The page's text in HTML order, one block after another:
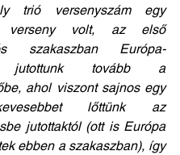
trió versenyszám egy
verseny volt, az első
szakaszban Európa-
jutottunk tovább a
ahol viszont sajnos egy
lőttünk az
jutottaktól (ott is Európa
ebben a szakaszban), így